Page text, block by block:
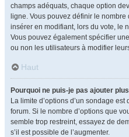
champs adéquats, chaque option
ligne. Vous pouvez définir le
insérer en modifiant, lors du vote, le
Vous pouvez également spécifier
ou non les utilisateurs à modifier
Haut
Pourquoi ne puis-je pas ajouter
La limite d’options d’un sondage
forum. Si le nombre d’options que
semble trop restreint, essayez de
s’il est possible de l’augmenter.